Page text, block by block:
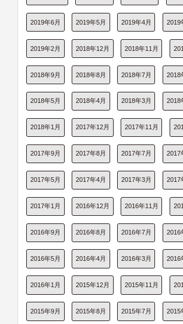
2019年6月 2019年5月 2019年4月 2019
2019年2月 2018年12月 2018年11月
2018年9月 2018年8月 2018年7月 2018
2018年5月 2018年4月 2018年3月 2018
2018年1月 2017年12月 2017年11月
2017年9月 2017年8月 2017年7月 2017
2017年5月 2017年4月 2017年3月 2017
2017年1月 2016年12月 2016年11月
2016年9月 2016年8月 2016年7月 2016
2016年5月 2016年4月 2016年3月 2016
2016年1月 2015年12月 2015年11月
2015年9月 2015年8月 2015年7月 2015